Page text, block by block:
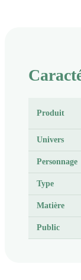
Produit
Univers
Personnage
Type
Matière
Public